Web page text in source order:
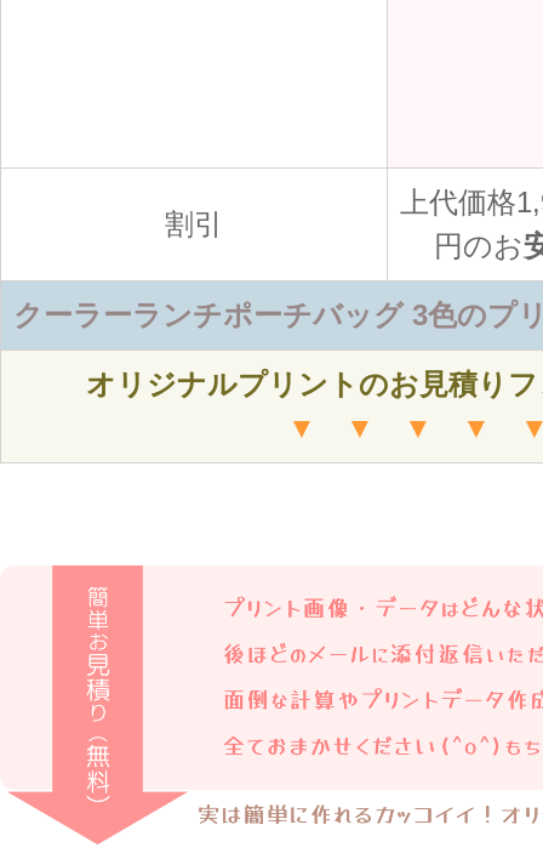
割引
上代価格
円のお
クーラーランチポーチバッグ 3色のプ
オリジナルプリントのお見積り
▼ ▼ ▼ ▼